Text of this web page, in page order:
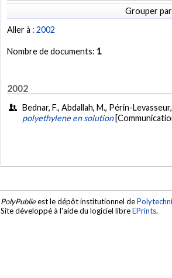
Grouper
Aller à :2002
Nombre de documents: 1
2002
Bednar, F., Abdallah, M., Périn-
polyethylene en solution
PolyPublieest le dépôt institutionnel de
Site développé à l'aide du logiciel libreEPrints.